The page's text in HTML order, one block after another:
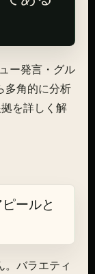
ー発言・グル
多角的に分析
を詳しく解
ールと
。バラエティ